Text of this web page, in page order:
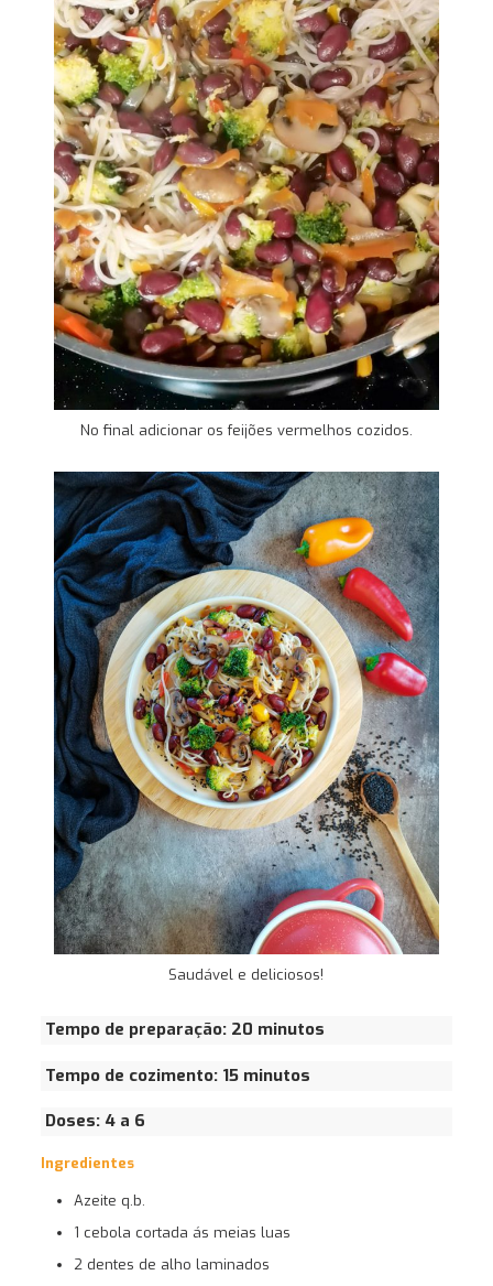
No final adicionar os feijões vermelhos cozidos.
Saudável e deliciosos!
Tempo de preparação: 20 minutos
Tempo de cozimento: 15 minutos
Doses: 4 a 6
Ingredientes
Azeite q.b.
1 cebola cortada ás meias luas
2 dentes de alho laminados